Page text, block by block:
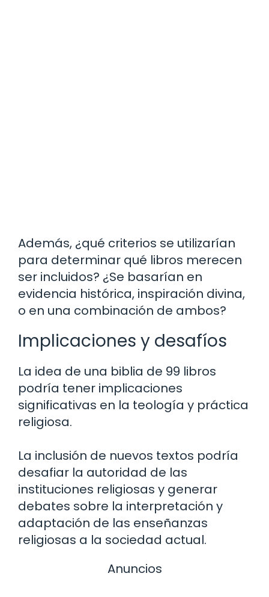
Además, ¿qué criterios se utilizarían
para determinar qué libros merecen
ser incluidos? ¿Se basarían en
evidencia histórica, inspiración divina,
o en una combinación de ambos?
Implicaciones y desafíos
La idea de una biblia de 99 libros
podría tener implicaciones
significativas en la teología y práctica
religiosa.
La inclusión de nuevos textos podría
desafiar la autoridad de las
instituciones religiosas y generar
debates sobre la interpretación y
adaptación de las enseñanzas
religiosas a la sociedad actual.
Anuncios